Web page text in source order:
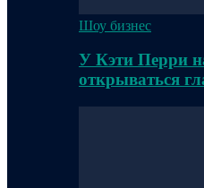
Шоу бизнес
У Кэти Перри
открываться